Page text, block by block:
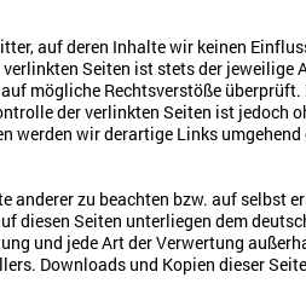
auf deren Inhalte wir keinen
Seiten ist stets der
mögliche Rechtsverstöße
der verlinkten Seiten ist jedoch
werden wir derartige Links umgehend
anderer zu beachten bzw. auf selbst
diesen Seiten unterliegen dem
und jede Art der Verwertung
Downloads und Kopien dieser